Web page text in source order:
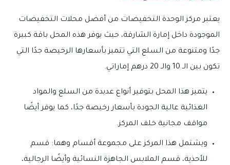
يعتبر مركز الوحدة التخفيضات من أفضل محلات التخفيضات
الموجودة داخل إمارة الشارقة، حيث يوفر هذه المحل باقة كبيرة
جدًا ومتنوعة من السلع التي تتميز بأسعارها الرخيصة جدًا التي
تكون بين الـ 10 والـ 20 درهم إماراتي.
يتميز هذا المحل بتوفير أنواع عديدة من السلع والمواد
الغذائية عالية الجودة بأسعار رخيصة جدًا، كما يوفر أيضًا
مواقف مجانية خلف المركز.
ويشتمل هذا المركز على مجموعة أقسام وهما: قسم
للأحذية، قسم الملابس الجاهزة النسائية وأيضًا الرجالية،